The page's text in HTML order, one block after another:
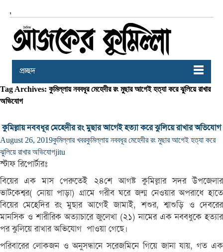
,
প্রচ্ছদ
Tag Archives: কুমিল্লায় নববধূর মেহেদীর রং মুছার আগেই হত্যা করে ঝুলিয়ে রাখার
অভিযোগ
কুমিল্লায় নববধূর মেহেদীর রং মুছার আগেই হত্যা করে ঝুলিয়ে রাখার অভিযোগ
August 26, 2019কুমিল্লার খবরকুমিল্লায় নববধূর মেহেদীর রং মুছার আগেই হত্যা করে
ঝুলিয়ে রাখার অভিযোগjitu
স্টাফ রিপোর্টারঃ
বিয়ের এক মাস পেরুতেই ২৪শে আগষ্ট কুমিল্লার সদর উপজেলার
ভাটকেশ্বর( নোয়া পাড়া) গ্রামে গরীব ঘরে জন্ম নেওয়ার অপরাধে হাতে
বিয়ের মেহেদির রং মুছার আগেই জামাই, শশুর, শ্বাশুড়ি ও দেবরের
মানসিক ও শারীরিক অত্যাচারে জুলেখা (২১) নামের এক নববধুকে হত্যার
পর ঝুলিয়ে রাখার অভিযোগ পাওয়া গেছে।
পরিবারের লোকজন ও অনুসন্ধানে সরেজমিনে গিয়ে জানা যায়, গত এক